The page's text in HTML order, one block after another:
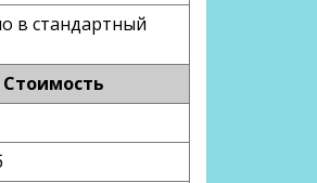
в стандартный
Стоимость